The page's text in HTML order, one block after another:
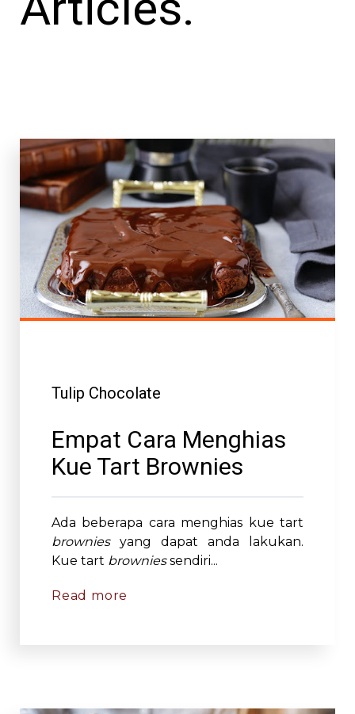
Tulip Chocolate
Empat Cara Menghias
Kue Tart Brownies
Ada beberapa cara menghias kue tart
browniesyang dapat anda lakukan.
Kue tart browniessendiri...
Read more